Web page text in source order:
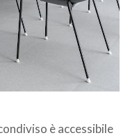
è accessibile